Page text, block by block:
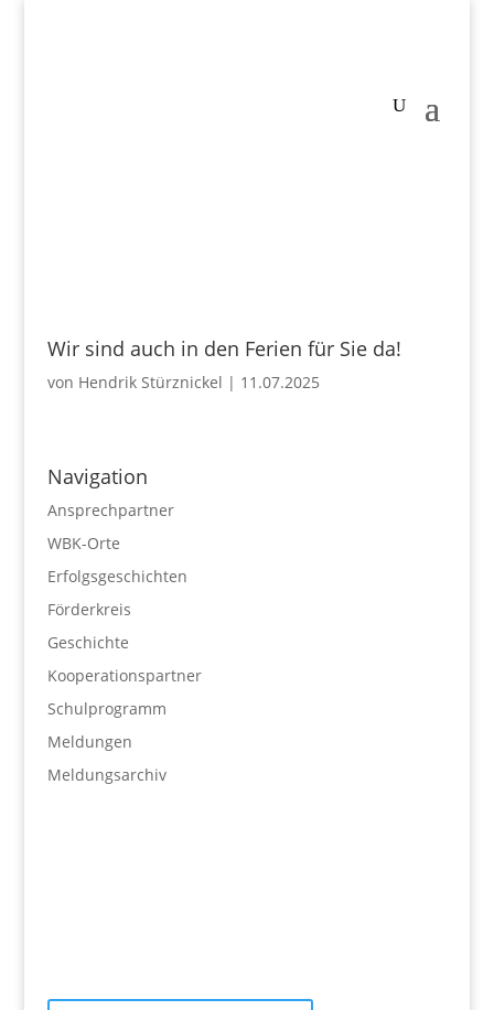
Wir sind auch in den Ferien für Sie da!
von Hendrik Stürznickel | 11.07.2025
Navigation
Ansprechpartner
WBK-Orte
Erfolgsgeschichten
Förderkreis
Geschichte
Kooperationspartner
Schulprogramm
Meldungen
Meldungsarchiv